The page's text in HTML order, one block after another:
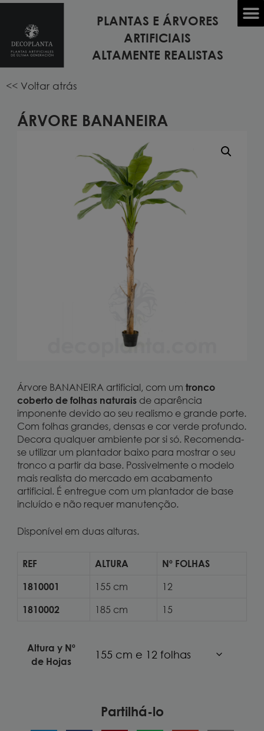
PLANTAS E ÁRVORES
ARTIFICIAIS
ALTAMENTE REALISTAS
Início/PLANTAS ARTIFICIAIS /PLANTAS DE
INTERIORES
/ Árvore BANANEIRA
<< Voltar atrás
ÁRVORE BANANEIRA
Árvore BANANEIRA artificial, com um tronco
coberto de folhas naturaisde aparência
imponente devido ao seu realismo e grande porte.
Com folhas grandes, densas e cor verde profundo.
Decora qualquer ambiente por si só. Recomenda-
se utilizar um plantador baixo para mostrar o seu
tronco a partir da base. Possivelmente o modelo
mais realista do mercado em acabamento
artificial. É entregue com um plantador de base
incluído e não requer manutenção.
Disponível em duas alturas.
REF ALTURA
Nº FOLHAS
1810001
155 cm
12
1810002
185 cm 15
Altura y Nº
de Hojas
Partilhá-lo